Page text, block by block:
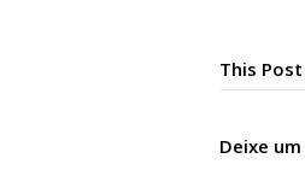
This
Deixe